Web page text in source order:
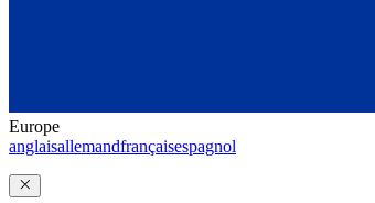
Europe
anglaisallemandfrançaisespagnol